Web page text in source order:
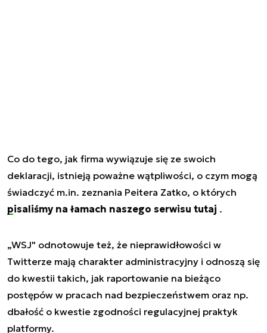
Co do tego, jak firma wywiązuje się ze swoich
deklaracji, istnieją poważne wątpliwości, o czym mogą
świadczyć m.in. zeznania Peitera Zatko, o których
pisaliśmy na łamach naszego serwisu tutaj .
„WSJ" odnotowuje też, że nieprawidłowości w
Twitterze mają charakter administracyjny i odnoszą się
do kwestii takich, jak raportowanie na bieżąco
postępów w pracach nad bezpieczeństwem oraz np.
dbałość o kwestie zgodności regulacyjnej praktyk
platformy.